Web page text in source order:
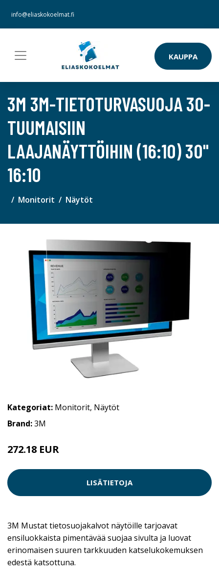
info@eliaskokoelmat.fi
KAUPPA
3M 3M-TIETOTURVASUOJA 30-
TUUMAISIIN
LAAJANÄYTTÖIHIN (16:10) 30"
16:10
Monitorit Näytöt
Kategoriat: Monitorit, Näytöt
Brand:3M
272.18 EUR
LISÄTIETOJA
3M Mustat tietosuojakalvot näytöille tarjoavat
ensiluokkaista pimentävää suojaa sivulta ja luovat
erinomaisen suuren tarkkuuden katselukokemuksen
edestä katsottuna.